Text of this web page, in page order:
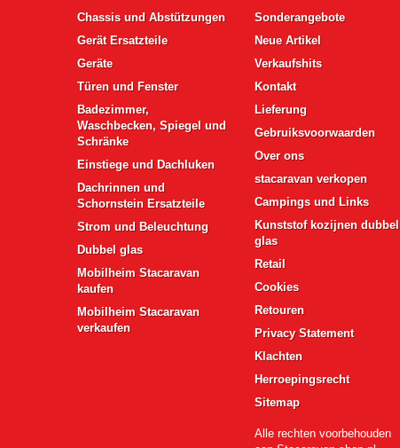
Chassis und Abstützungen
Gerät Ersatzteile
Geräte
Türen und Fenster
Badezimmer,
Waschbecken, Spiegel und
Schränke
Einstiege und Dachluken
Dachrinnen und
Schornstein Ersatzteile
Strom und Beleuchtung
Dubbel glas
Mobilheim Stacaravan
kaufen
Mobilheim Stacaravan
verkaufen
Sonderangebote
Neue Artikel
Verkaufshits
Kontakt
Lieferung
Gebruiksvoorwaarden
Over ons
stacaravan verkopen
Campings und Links
Kunststof kozijnen dubbel
glas
Retail
Cookies
Retouren
Privacy Statement
Klachten
Herroepingsrecht
Sitemap
Alle rechten voorbehouden